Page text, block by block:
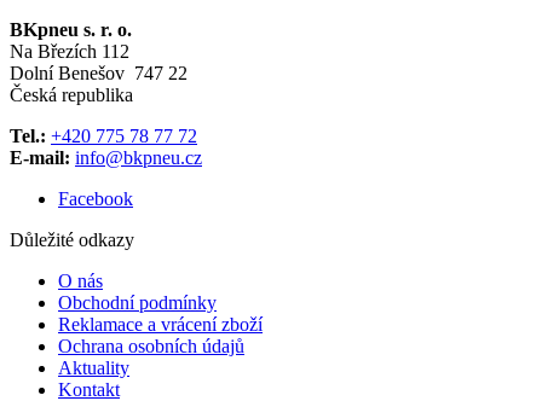
BKpneu s. r. o.
Na Březích 112
Dolní Benešov 747 22
Česká republika
Tel.: +420 775 78 77 72
E-mail: info@bkpneu.cz
Facebook
Důležité odkazy
O nás
Obchodní podmínky
Reklamace a vrácení zboží
Ochrana osobních údajů
Aktuality
Kontakt